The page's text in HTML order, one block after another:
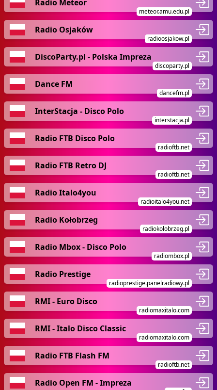
Radio Meteor
meteor.amu.edu.pl
Radio Osjaków
radioosjakow.pl
DiscoParty.pl - Polska Impreza
discoparty.pl
Dance FM
dancefm.pl
InterStacja - Disco Polo
interstacja.pl
Radio FTB Disco Polo
radioftb.net
Radio FTB Retro DJ
radioftb.net
Radio Italo4you
radioitalo4you.net
Radio Kołobrzeg
radiokolobrzeg.pl
Radio Mbox - Disco Polo
radiombox.pl
Radio Prestige
radioprestige.panelradiowy.pl
RMI - Euro Disco
radiomaxitalo.com
RMI - Italo Disco Classic
radiomaxitalo.com
Radio FTB Flash FM
radioftb.net
Radio Open FM - Impreza